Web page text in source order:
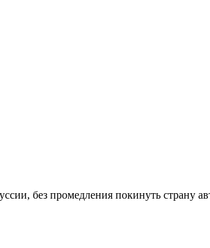
без промедления покинуть страну